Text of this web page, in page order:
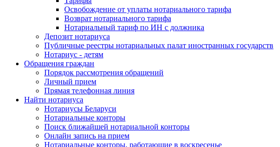
Освобождение от уплаты нотариального тарифа
Возврат нотариального тарифа
Нотариальный тариф по ИН с должника
Депозит нотариуса
Публичные реестры нотариальных палат иностранных государств
Нотариус - детям
Обращения граждан
Порядок рассмотрения обращений
Личный прием
Прямая телефонная линия
Найти нотариуса
Нотариусы Беларуси
Нотариальные конторы
Поиск ближайшей нотариальной конторы
Онлайн запись на прием
Нотариальные конторы, работающие в воскресенье